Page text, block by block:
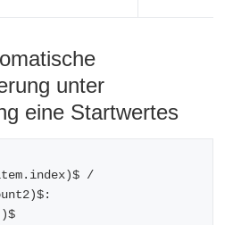
unter
eine Startwertes